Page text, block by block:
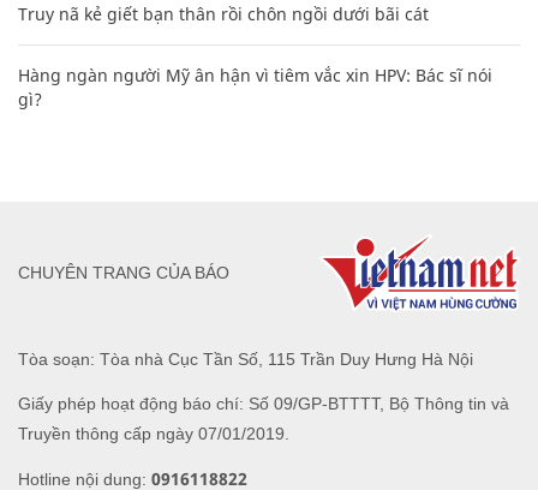
Truy nã kẻ giết bạn thân rồi chôn ngồi dưới bãi cát
Hàng ngàn người Mỹ ân hận vì tiêm vắc xin HPV: Bác sĩ nói
gì?
Tòa soạn: Tòa nhà Cục Tần Số, 115 Trần Duy Hưng Hà Nội
Giấy phép hoạt động báo chí: Số 09/GP-BTTTT, Bộ Thông tin và
Truyền thông cấp ngày 07/01/2019.
Hotline nội dung: 0916118822
CHUYÊN TRANG CỦA BÁO